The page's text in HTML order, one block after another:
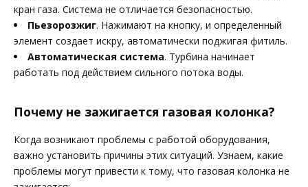
кран газа. Система не отличается безопасностью.
Пьезорозжиг. Нажимают на кнопку, и определенный
элемент создает искру, автоматически поджигая фитиль.
Автоматическая система. Турбина начинает
работать под действием сильного потока воды.
Почему не зажигается газовая колонка?
Когда возникают проблемы с работой оборудования,
важно установить причины этих ситуаций. Узнаем, какие
проблемы могут привести к тому, что газовая колонка не